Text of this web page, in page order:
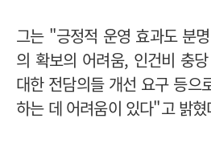
그는 "긍정적 운영 효과도 분
의 확보의 어려움, 인건비 충
대한 전담의들 개선 요구 등으
하는 데 어려움이 있다"고 밝혔